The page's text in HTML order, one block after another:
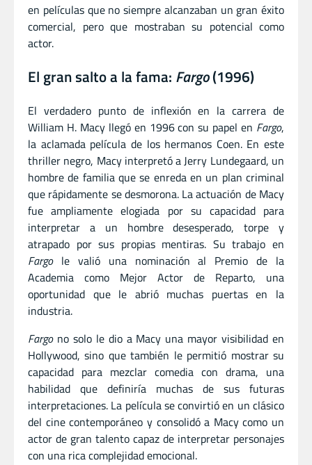
en películas que no siempre alcanzaban un gran éxito
comercial, pero que mostraban su potencial como
actor.
El gran salto a la fama: Fargo(1996)
El verdadero punto de inflexión en la carrera de
William H. Macy llegó en 1996 con su papel en Fargo,
la aclamada película de los hermanos Coen. En este
thriller negro, Macy interpretó a Jerry Lundegaard, un
hombre de familia que se enreda en un plan criminal
que rápidamente se desmorona. La actuación de Macy
fue ampliamente elogiada por su capacidad para
interpretar a un hombre desesperado, torpe y
atrapado por sus propias mentiras. Su trabajo en
Fargole valió una nominación al Premio de la
Academia como Mejor Actor de Reparto, una
oportunidad que le abrió muchas puertas en la
industria.
Fargono solo le dio a Macy una mayor visibilidad en
Hollywood, sino que también le permitió mostrar su
capacidad para mezclar comedia con drama, una
habilidad que definiría muchas de sus futuras
interpretaciones. La película se convirtió en un clásico
del cine contemporáneo y consolidó a Macy como un
actor de gran talento capaz de interpretar personajes
con una rica complejidad emocional.